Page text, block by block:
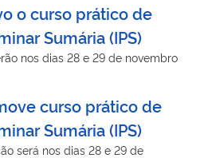
o curso prático de
Sumária (IPS)
nos dias 28 e 29 de novembro
curso prático de
Sumária (IPS)
será nos dias 28 e 29 de